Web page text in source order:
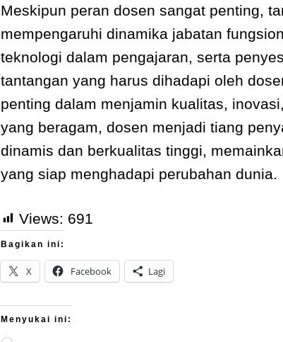
Meskipun peran dosen sangat penting,
mempengaruhi dinamika jabatan
teknologi dalam pengajaran, serta
tantangan yang harus dihadapi oleh
penting dalam menjamin kualitas,
yang beragam, dosen menjadi tiang
dinamis dan berkualitas tinggi,
yang siap menghadapi perubahan dunia.
Views: 691
Bagikan ini:
X Facebook Lagi
Menyukai ini: